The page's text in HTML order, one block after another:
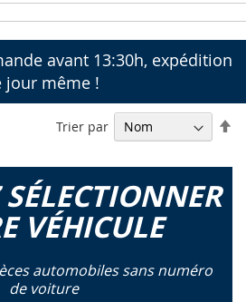
avant 13:30h, expédition
jour même !
VÉHICULE
automobiles sans numéro
de voiture
Trier par